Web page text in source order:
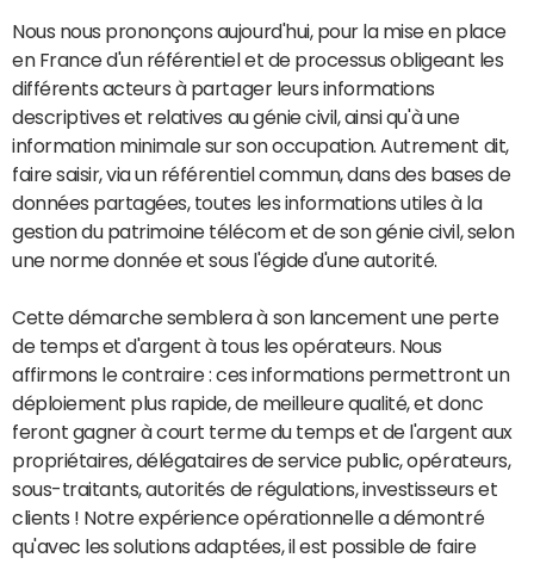
Nous nous prononçons aujourd'hui, pour la mise en place
en France d'un référentiel et de processus obligeant les
différents acteurs à partager leurs informations
descriptives et relatives au génie civil, ainsi qu'à une
information minimale sur son occupation. Autrement dit,
faire saisir, via un référentiel commun, dans des bases de
données partagées, toutes les informations utiles à la
gestion du patrimoine télécom et de son génie civil, selon
une norme donnée et sous l'égide d'une autorité.
Cette démarche semblera à son lancement une perte
de temps et d'argent à tous les opérateurs. Nous
affirmons le contraire : ces informations permettront un
déploiement plus rapide, de meilleure qualité, et donc
feront gagner à court terme du temps et de l'argent aux
propriétaires, délégataires de service public, opérateurs,
sous-traitants, autorités de régulations, investisseurs et
clients ! Notre expérience opérationnelle a démontré
qu'avec les solutions adaptées, il est possible de faire